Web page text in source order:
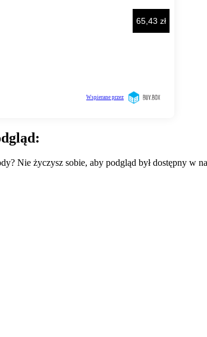
Nie życzysz sobie, aby podgląd był dostępny w